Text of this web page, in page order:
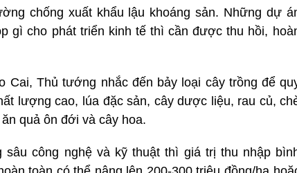
chống xuất khẩu lậu khoáng sản. Những dự
gì cho phát triển kinh tế thì cần được thu hồi,
Cai, Thủ tướng nhắc đến bảy loại cây trồng để
lượng cao, lúa đặc sản, cây dược liệu, rau củ,
quả ôn đới và cây hoa.
công nghệ và kỹ thuật thì giá trị thu nhập